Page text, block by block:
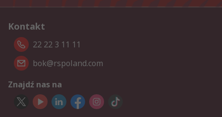
Kontakt
22 22 3 11 11
bok@rspoland.com
Znajdź nas na